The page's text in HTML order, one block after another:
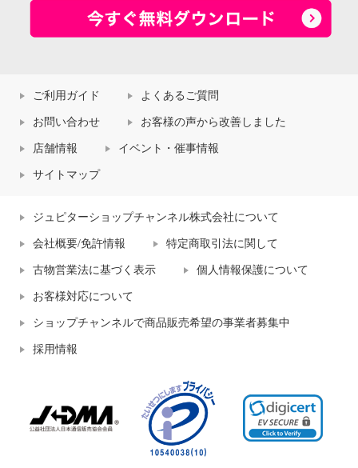
ご利用ガイド よくあるご質問
お問い合わせ お客様の声から改善しました
店舗情報 イベント・催事情報
サイトマップ
ジュピターショップチャンネル株式会社について
会社概要/免許情報 特定商取引法に関して
古物営業法に基づく表示 個人情報保護について
お客様対応について
ショップチャンネルで商品販売希望の事業者募集中
採用情報